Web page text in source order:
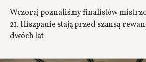
Wczoraj poznaliśmy finalistów
21. Hiszpanie stają przed szansą
dwóch lat